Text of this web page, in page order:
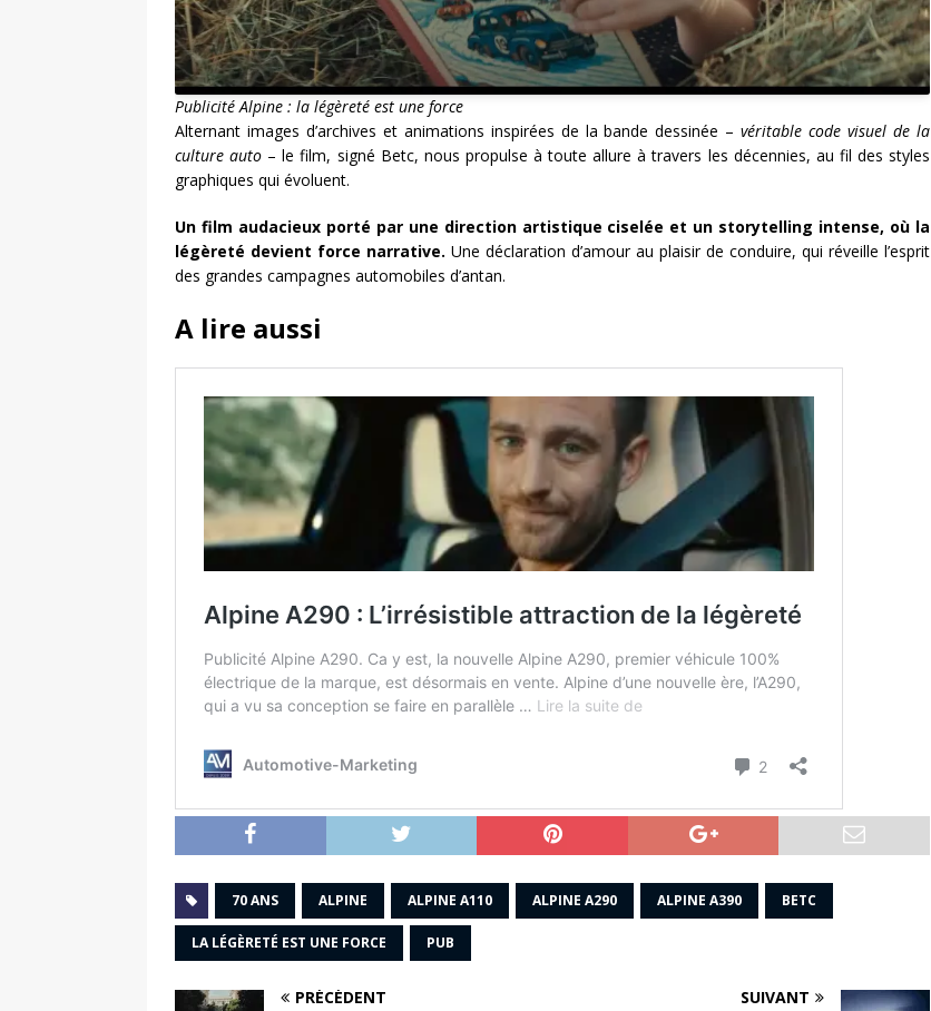
Publicité Alpine : la légèreté est une force
Alternant images d’archives et animations inspirées de la bande dessinée –véritable code visuel de la
culture auto – le film, signé Betc, nous propulse à toute allure à travers les décennies, au fil des styles
graphiques qui évoluent.
Un film audacieux porté par une direction artistique ciselée et un storytelling intense, où la
légèreté devient force narrative. Une déclaration d’amour au plaisir de conduire, qui réveille l’esprit
des grandes campagnes automobiles d’antan.
A lire aussi
70 ANS ALPINE ALPINE A110 ALPINE A290 ALPINE A390 BETC
LA LÉGÈRETÉ EST UNE FORCE PUB
PRÉCÉDENT SUIVANT